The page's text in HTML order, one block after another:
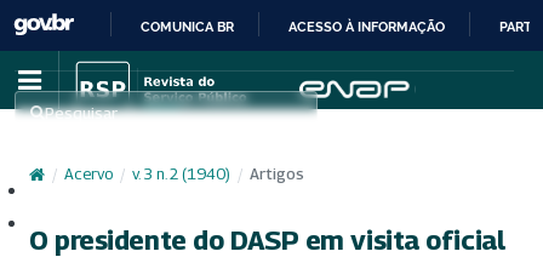
IR
PARA
CONTEÚDO
COMUNICA BR ACESSO À INFORMAÇÃO
Pesquisar
/ Acervo / v. 3 n. 2 (1940) / Artigos
O presidente do DASP em visita oficial